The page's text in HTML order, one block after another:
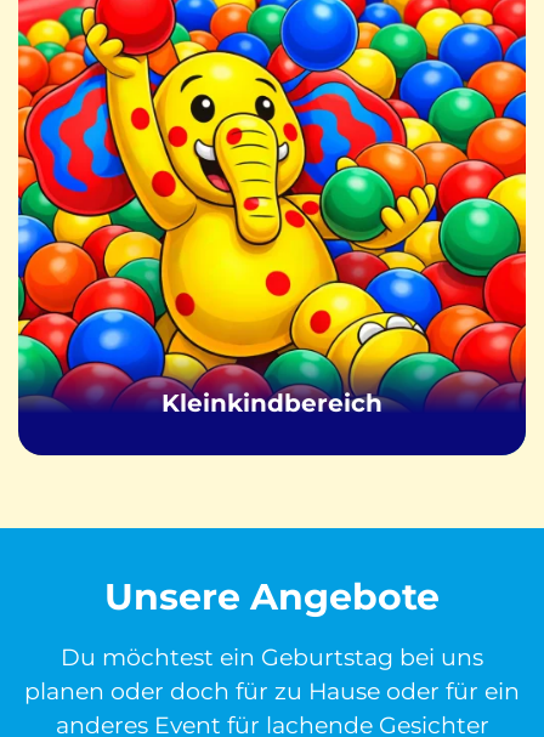
Kleinkindbereich
Unsere Angebote
Du möchtest ein Geburtstag bei uns
planen oder doch für zu Hause oder für ein
anderes Event für lachende Gesichter